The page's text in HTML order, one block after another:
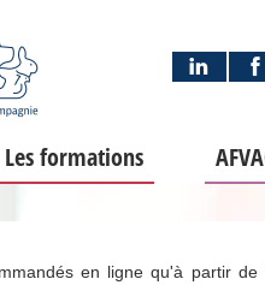
Les formations
en ligne qu'à partir